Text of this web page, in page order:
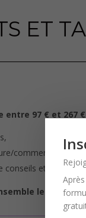
ET
entre 97 € et 267
commentaires du
et d’un
le format,